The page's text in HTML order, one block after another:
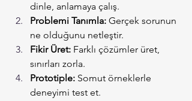
dinle, anlamaya çalış.
Problemi Tanımla: Gerçek sorunun
ne olduğunu netleştir.
Fikir Üret: Farklı çözümler üret,
sınırları zorla.
Prototiple: Somut örneklerle
deneyimi test et.